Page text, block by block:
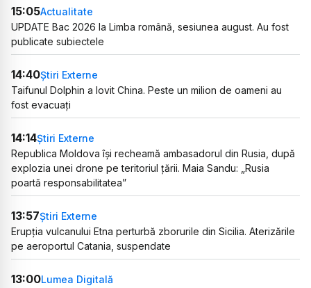
15:05Actualitate
UPDATE Bac 2026 la Limba română, sesiunea august. Au fost
publicate subiectele
14:40Știri Externe
Taifunul Dolphin a lovit China. Peste un milion de oameni au
fost evacuați
14:14Știri Externe
Republica Moldova își recheamă ambasadorul din Rusia, după
explozia unei drone pe teritoriul țării. Maia Sandu: „Rusia
poartă responsabilitatea”
13:57Știri Externe
Erupția vulcanului Etna perturbă zborurile din Sicilia. Aterizările
pe aeroportul Catania, suspendate
13:00Lumea Digitală